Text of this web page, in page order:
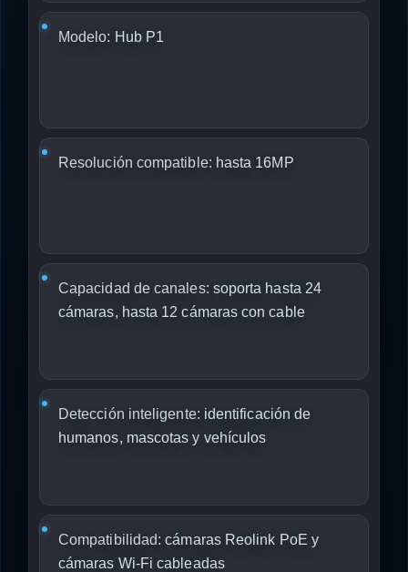
Modelo: Hub P1
Resolución compatible: hasta 16MP
Capacidad de canales: soporta hasta 24
cámaras, hasta 12 cámaras con cable
Detección inteligente: identificación de
humanos, mascotas y vehículos
Compatibilidad: cámaras Reolink PoE y
cámaras Wi-Fi cableadas